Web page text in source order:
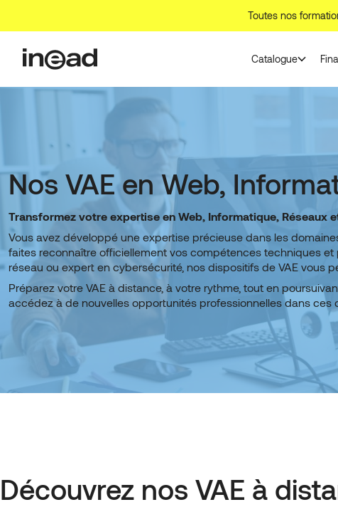
Toutes nos
Catalogue
Nos VAE en Web,
Transformez votre expertise en Web, Informatique, Réseaux
Vous avez développé une expertise précieuse dans les
faites reconnaître officiellement vos compétences techniques
réseau ou expert en cybersécurité, nos dispositifs de VAE vous
Préparez votre VAE à distance, à votre rythme, tout en
accédez à de nouvelles opportunités professionnelles dans ces
Découvrez nos VAE à